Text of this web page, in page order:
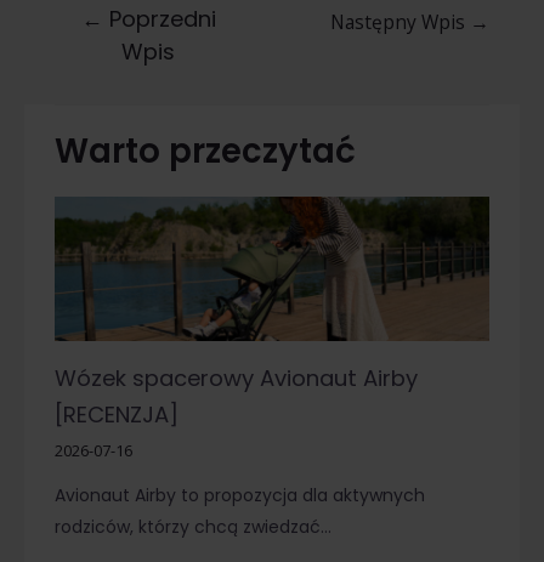
← Poprzedni
Wpis
Następny Wpis →
Warto przeczytać
Wózek spacerowy Avionaut Airby
[RECENZJA]
2026-07-16
Avionaut Airby to propozycja dla aktywnych
rodziców, którzy chcą zwiedzać…